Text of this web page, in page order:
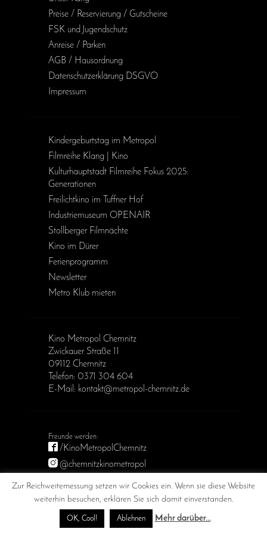
Preise / Reservierung / Gutscheine
FSK und Jugendschutz
Anreise / Parken
AGB / Haus­ordnung
Daten­schutz­erklärung DSGVO
Impressum
Kinder­geburts­tag im Metropol
Filmreihe Klang | Kino
Kulturhauptstadt Filmreihe Fokus 2025:
Generationen
Freilichtkino im Tuffner Hof
Industriemuseum OPENAIR
Stollberger Filmnächte
Kino im Dürer
Ferienprogramm
Newsletter
Metro Klub mieten
Kino Metropol Chemnitz
Zwickauer Straße 11
09112 Chemnitz
Telefon: 0371 304 604
E-Mail: kontakt@metropol-chemnitz.de
/KinoMetropolChemnitz
@chemnitzkinometropol
Zur Reichweitemessung setzen wir Cookies ein. Wenn sie diese Website
weiterhin besuchen, erklären Sie sich damit einverstanden.
OK, Cool! Ablehnen Mehr darüber...